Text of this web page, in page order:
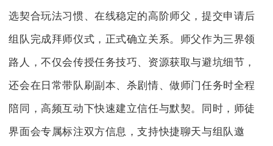
选契合玩法习惯、在线稳定的高阶师父，提交申请后
组队完成拜师仪式，正式确立关系。师父作为三界领
路人，不仅会传授任务技巧、资源获取与避坑细节，
还会在日常带队刷副本、杀剧情、做师门任务时全程
陪同，高频互动下快速建立信任与默契。同时，师徒
界面会专属标注双方信息，支持快捷聊天与组队邀